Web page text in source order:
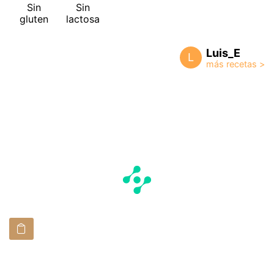
Sin
gluten
Sin
lactosa
L Luis_E